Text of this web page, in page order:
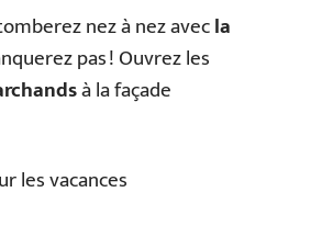
nez à nez avecla
pas ! Ouvrez les
à la façade